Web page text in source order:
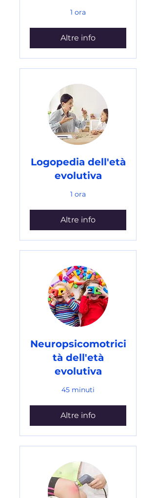
1 ora
Altre info
Logopedia dell'età
evolutiva
1 ora
Altre info
Neuropsicomotrici
tà dell'età
evolutiva
45 minuti
Altre info